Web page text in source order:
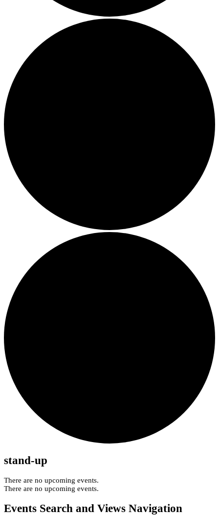
stand-up
There are no upcoming events.
There are no upcoming events.
Events Search and Views Navigation